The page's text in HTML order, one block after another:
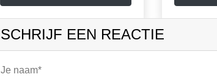
SCHRIJF EEN REACTIE
Je naam*